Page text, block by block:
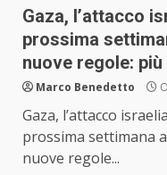
Gaza, l’attacco
prossima
nuove regole:
Marco Benedetto
Gaza, l’attacco
prossima settimana
nuove regole...